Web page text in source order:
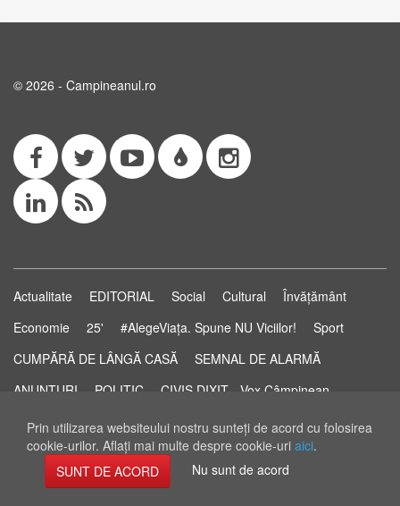
Prin utilizarea websiteului nostru sunteţi de acord cu folosirea
cookie-urilor. Aflaţi mai multe despre cookie-uri aici.
SUNT DE ACORD
Nu sunt de acord
© 2026 - Campineanul.ro
Actualitate EDITORIAL Social Cultural
Învățământ
Economie
25' #AlegeViața. Spune NU Viciilor!
Sport
CUMPĂRĂ DE LÂNGĂ CASĂ
SEMNAL DE ALARMĂ
ANUNȚURI
POLITIC
CIVIS DIXIT - Vox Câmpinean
Știri...să știi!
Pastila de Sănătate
STUDIO ELECTORAL
RSS Feed